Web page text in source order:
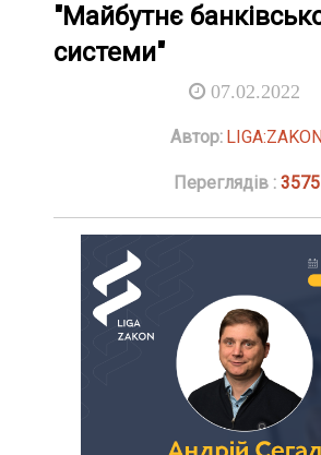
"Майбутнє
системи"
07.02.2022
Автор:
Переглядів :3575